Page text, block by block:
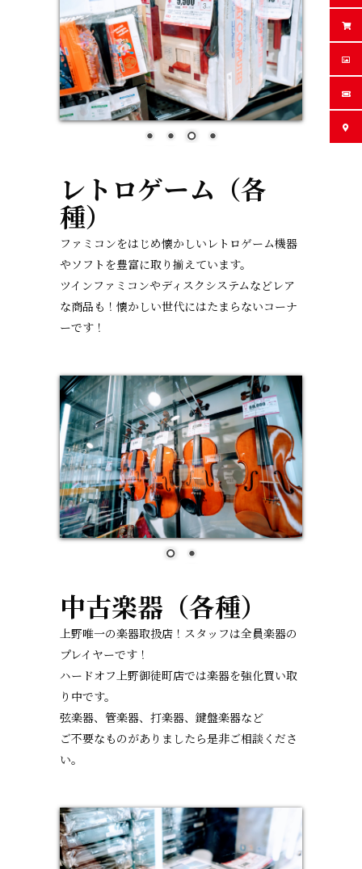
レトロゲーム（各
種）
ファミコンをはじめ懐かしいレトロゲーム機器
やソフトを豊富に取り揃えています。
ツインファミコンやディスクシステムなどレア
な商品も！懐かしい世代にはたまらないコーナ
ーです！
中古楽器（各種）
上野唯一の楽器取扱店！スタッフは全員楽器の
プレイヤーです！
ハードオフ上野御徒町店では楽器を強化買い取
り中です。
弦楽器、管楽器、打楽器、鍵盤楽器など
ご不要なものがありましたら是非ご相談くださ
い。